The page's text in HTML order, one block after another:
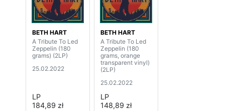
BETH HART
A Tribute To Led
Zeppelin (180
grams) (2LP)
25.02.2022
LP
184,89 zł
BETH HART
A Tribute To Led
Zeppelin (180
grams, orange
transparent vinyl)
(2LP)
25.02.2022
LP
148,89 zł